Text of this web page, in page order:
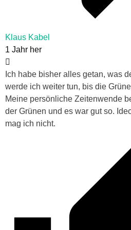
Klaus Kabel
1 Jahr her
Ich habe bisher alles getan, was
werde ich weiter tun, bis die
Meine persönliche Zeitenwende
der Grünen und es war gut so.
mag ich nicht.